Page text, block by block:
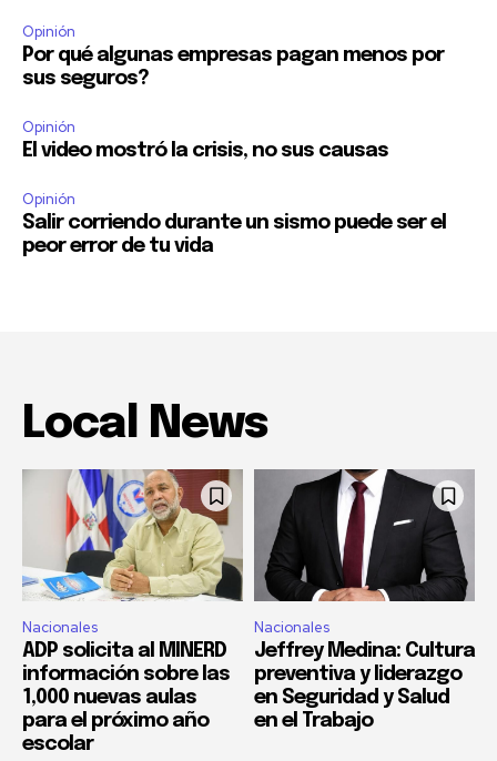
Opinión
Por qué algunas empresas pagan menos por
sus seguros?
Opinión
El video mostró la crisis, no sus causas
Opinión
Salir corriendo durante un sismo puede ser el
peor error de tu vida
Local News
Nacionales
ADP solicita al MINERD
información sobre las
1,000 nuevas aulas
para el próximo año
escolar
Nacionales
Jeffrey Medina: Cultura
preventiva y liderazgo
en Seguridad y Salud
en el Trabajo